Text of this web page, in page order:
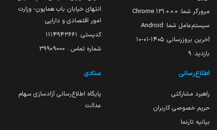
مرورگر شما: 131.0.0.0 Chrome
سیستم‌عامل شما: Android
آخرین بروزرسانی: ۱۴۰۵-۰۱-۱۰
بازدید: 9
انتهای خیابان باب همایون- وزارت
امور اقتصادی و دارایی
کدپستی: ۱۱۱۴۹۴۳۶۶۱
شماره تماس : 39909000
اطلاع‌رسانی
راهبرد مشارکتی
حریم خصوصی کاربران
بیانیه تارنما
ستادی
پایگاه اطلاع‌رسانی آزادسازی سهام
عدالت